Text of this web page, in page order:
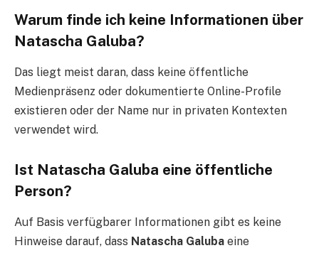
Warum finde ich keine Informationen über
Natascha Galuba?
Das liegt meist daran, dass keine öffentliche
Medienpräsenz oder dokumentierte Online-Profile
existieren oder der Name nur in privaten Kontexten
verwendet wird.
Ist Natascha Galuba eine öffentliche
Person?
Auf Basis verfügbarer Informationen gibt es keine
Hinweise darauf, dass Natascha Galuba eine